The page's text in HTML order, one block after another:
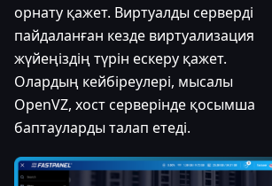
орнату қажет. Виртуалды серверді
пайдаланған кезде виртуализация
жүйеңіздің түрін ескеру қажет.
Олардың кейбіреулері, мысалы
OpenVZ, хост серверінде қосымша
баптауларды талап етеді.